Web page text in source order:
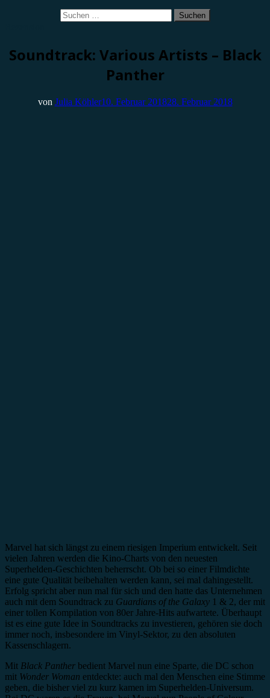
Suchen
nach:
Soundtrack: Various Artists – Black
Panther
von Julia Köhler10. Februar 201828. Februar 2018
Marvel hat sich längst zu einem riesigen Imperium entwickelt. Seit
vielen Jahren werden die Kino-Charts von den neuesten
Superhelden-Geschichten beherrscht. Ob bei so einer Filmdichte
eine gute Qualität beibehalten werden kann, sei mal dahingestellt.
Erfolg spricht aber nun mal für sich und den hatte das Unternehmen
auch mit dem Soundtrack zu Guardians of the Galaxy 1 & 2, der mit
einer tollen Kompilation von 80er Jahre-Hits aufwartete. Überhaupt
ist es eine gute Idee in Soundtracks zu investieren, gehören sie doch
immer noch, insbesondere im Vinyl-Sektor, zu den absoluten
Kassenschlagern.
Mit Black Panther bedient Marvel nun eine Sparte, die DC schon
mit Wonder Woman entdeckte: auch mal den Menschen eine Stimme
geben, die bisher viel zu kurz kamen im Superhelden-Universum.